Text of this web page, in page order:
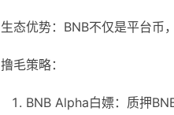
生态优势：BNB不仅是平台币
撸毛策略：
BNB Alpha白嫖：质押